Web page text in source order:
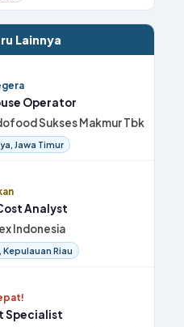
Lainnya
Operator
Sukses Makmur Tbk
Jawa Timur
Analyst
Indonesia
Riau
Specialist